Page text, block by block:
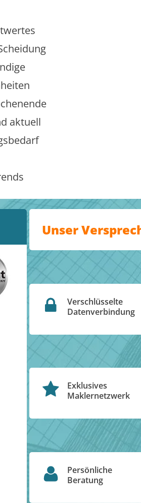
aktuell
Unser
Verschlüsselte
Datenverbindung
Exklusives
Maklernetzwerk
Persönliche
Beratung